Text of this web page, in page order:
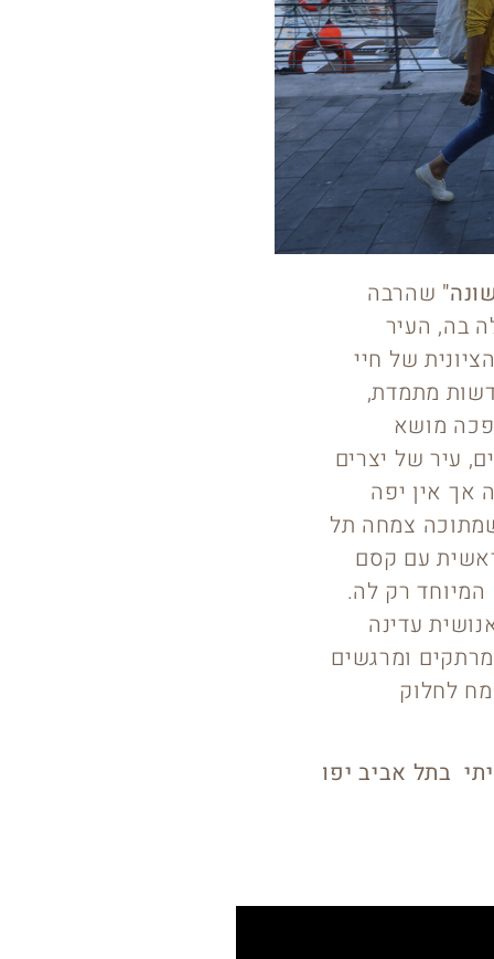
שהרבה
בה, העיר
של חיי
מתמדת,
מושא
עיר של יצרים
אך אין יפה
צמחה תל
עם קסם
רק לה.
עדינה
ומרגשים
לחלוק
בתל אביב יפו